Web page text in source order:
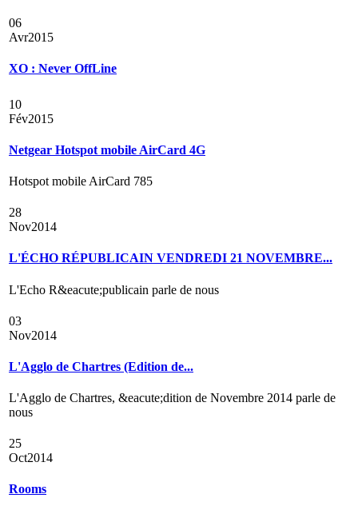
06
Avr2015
XO : Never OffLine
10
Fév2015
Netgear Hotspot mobile AirCard 4G
Hotspot mobile AirCard 785
28
Nov2014
L'ÉCHO RÉPUBLICAIN VENDREDI 21 NOVEMBRE...
L'Echo R&eacute;publicain parle de nous
03
Nov2014
L'Agglo de Chartres (Edition de...
L'Agglo de Chartres, &eacute;dition de Novembre 2014 parle de
nous
25
Oct2014
Rooms